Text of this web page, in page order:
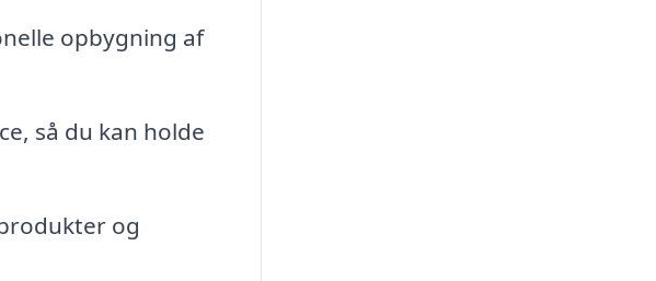
opbygning af
så du kan holde
og